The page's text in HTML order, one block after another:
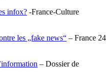
infox? -France-Culture
les „fake news“ – France 24
– Dossier de